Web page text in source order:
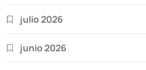
julio 2026
junio 2026